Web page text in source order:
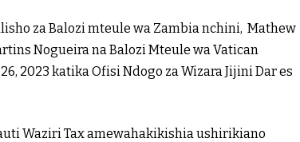
za Balozi mteule wa Zambia nchini, Mathew
Nogueira na Balozi Mteule wa Vatican
2023 katika Ofisi Ndogo za Wizara Jijini Dar es
Waziri Tax amewahakikishia ushirikiano